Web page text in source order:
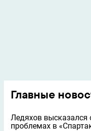
Главные
Ледяхов
проблемах в